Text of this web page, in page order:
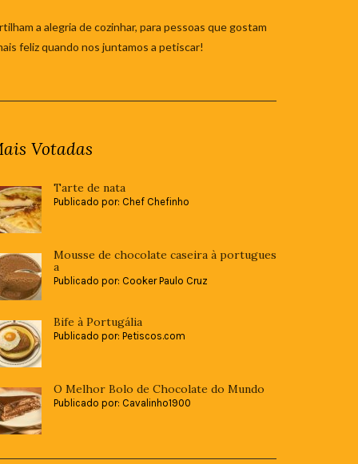
a alegria de cozinhar, para pessoas que gostam
feliz quando nos juntamos a petiscar!
Votadas
Tarte de nata
Publicado por: Chef Chefinho
Mousse de chocolate caseira à portugues
a
Publicado por: Cooker Paulo Cruz
Bife à Portugália
Publicado por: Petiscos.com
O Melhor Bolo de Chocolate do Mundo
Publicado por: Cavalinho1900